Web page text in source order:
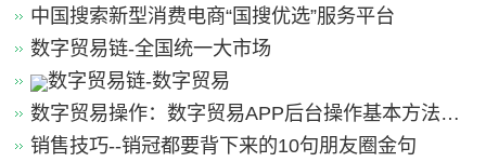
中国搜索新型消费电商“国搜优选”服务平台
数字贸易链-全国统一大市场
数字贸易链-数字贸易
数字贸易操作：数字贸易APP后台操作基本方法引
导
销售技巧--销冠都要背下来的10句朋友圈金句